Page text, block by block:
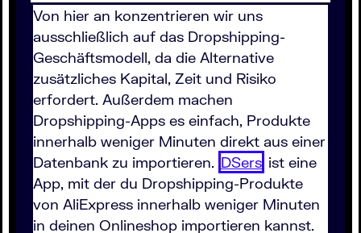
Von hier an konzentrieren wir uns
ausschließlich auf das Dropshipping-
Geschäftsmodell, da die Alternative
zusätzliches Kapital, Zeit und Risiko
erfordert. Außerdem machen
Dropshipping-Apps es einfach, Produkte
innerhalb weniger Minuten direkt aus einer
Datenbank zu importieren. DSers ist eine
App, mit der du Dropshipping-Produkte
von AliExpress innerhalb weniger Minuten
in deinen Onlineshop importieren kannst.